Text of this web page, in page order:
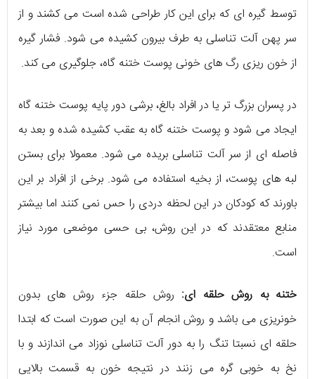
توسط گیره ای که برای این کار طراحی شده است می کشند و از
سر پهن آلت تناسلی به طرف بیرون کشیده می شود. فشار گیره
از خون ریزی رگ های خونی پوست ختنه گاه، جلوگیری می کند.
در پسران بزرگ تر یا در افراد بالغ، برشی دور پایه پوست ختنه گاه
ایجاد می شود و پوست ختنه گاه به عقب کشیده شده و بعد به
فاصله ای از سر آلت تناسلی بریده می شود. معمولا برای بستن
لبه های پوست، از بخیه استفاده می شود. برخی از افراد بر این
باورند که کودکان در این لحظه دردی را حس نمی کنند اما بیشتر
منابع معتقدند که در این روش، بی حسی موضعی مورد نیاز
است.
ختنه به روش حلقه ای: روش حلقه جزء روش های بدون
خونریزی می باشد و روش انجام آن به این صورت است که ابتدا
حلقه ای نسبتا تنگ را به دور آلت تناسلی نوزاد می اندازند و با
نخ به خوبی گره می زنند در نتیجه خون به قسمت بالایی